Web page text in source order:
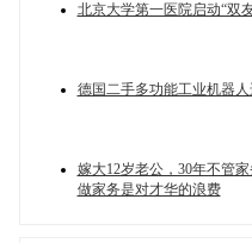
北京大学第一医院启动“双
德国二手多功能工业机器
嫁大12岁老公，30年不管
做家务是对才华的浪费